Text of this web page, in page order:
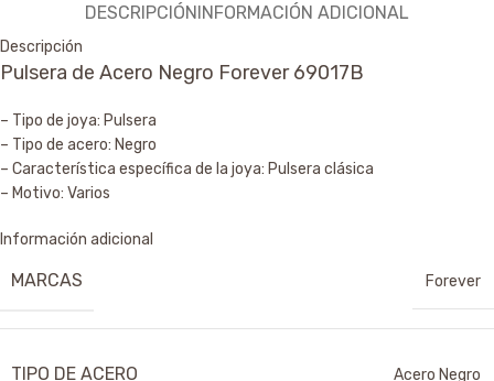
DESCRIPCIÓNINFORMACIÓN ADICIONAL
Descripción
Pulsera de Acero Negro Forever 69017B
– Tipo de joya: Pulsera
– Tipo de acero: Negro
– Característica específica de la joya: Pulsera clásica
– Motivo: Varios
Información adicional
MARCAS Forever
TIPO DE ACERO Acero Negro